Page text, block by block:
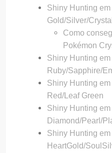
Shiny Hunting
Gold/Silver/Crystal
Como
Pokémon
Shiny Hunting
Ruby/Sapphire/
Shiny Hunting
Red/Leaf Green
Shiny Hunting
Diamond/Pearl/
Shiny Hunting
HeartGold/